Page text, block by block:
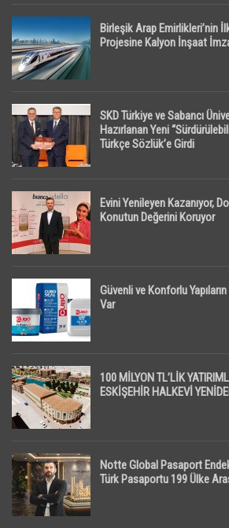
Birleşik Arap Emirlikleri’nin
Projesine Kalyon İnşaat
SKD Türkiye ve Sabancı
Hazırlanan Yeni
Türkçe Sözlük’e Girdi
Evini Yenileyen Kazanıyor,
Konutun Değerini Koruyor
Güvenli ve Konforlu
Var
100 MİLYON TL’LİK
ESKİŞEHİR HALKEVİ
Notte Global Pasaport
Türk Pasaportu 199 Ülke